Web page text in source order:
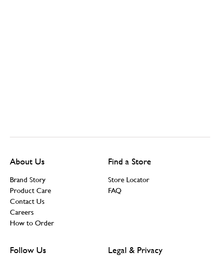
About Us
Brand Story
Product Care
Contact Us
Careers
How to Order
Find a Store
Store Locator
FAQ
Follow Us Legal & Privacy